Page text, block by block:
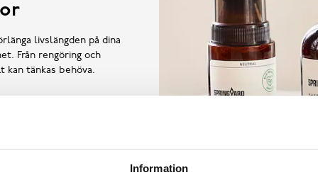
Information
livslängden på dina
Från rengöring och
tänkas behöva.